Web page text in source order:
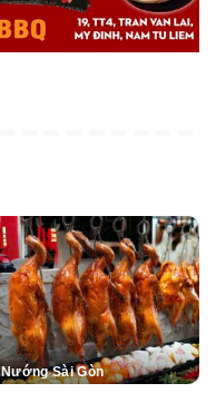
Nướng Sài Gòn